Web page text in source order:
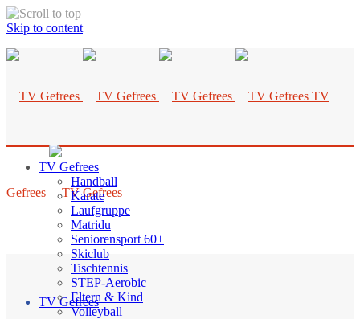
Skip to content
TV
Gefrees
TV Gefrees
TV Gefrees
Handball
Karate
Laufgruppe
Matridu
Seniorensport 60+
Skiclub
Tischtennis
STEP-Aerobic
Eltern & Kind
Volleyball